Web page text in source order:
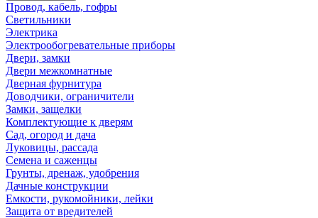
Провод, кабель, гофры
Светильники
Электрика
Электрообогревательные приборы
Двери, замки
Двери межкомнатные
Дверная фурнитура
Доводчики, ограничители
Замки, защелки
Комплектующие к дверям
Сад, огород и дача
Луковицы, рассада
Семена и саженцы
Грунты, дренаж, удобрения
Дачные конструкции
Емкости, рукомойники, лейки
Защита от вредителей